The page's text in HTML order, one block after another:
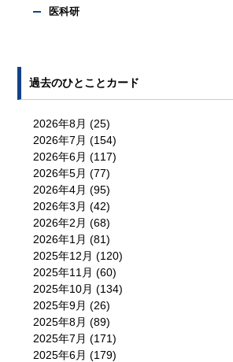
医科研
過去のひとことカード
2026年8月 (25)
2026年7月 (154)
2026年6月 (117)
2026年5月 (77)
2026年4月 (95)
2026年3月 (42)
2026年2月 (68)
2026年1月 (81)
2025年12月 (120)
2025年11月 (60)
2025年10月 (134)
2025年9月 (26)
2025年8月 (89)
2025年7月 (171)
2025年6月 (179)